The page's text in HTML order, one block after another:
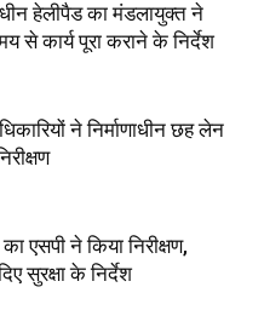
हेलीपैड का मंडलायुक्त ने
से कार्य पूरा कराने के निर्देश
ने निर्माणाधीन छह लेन
एसपी ने किया निरीक्षण,
सुरक्षा के निर्देश